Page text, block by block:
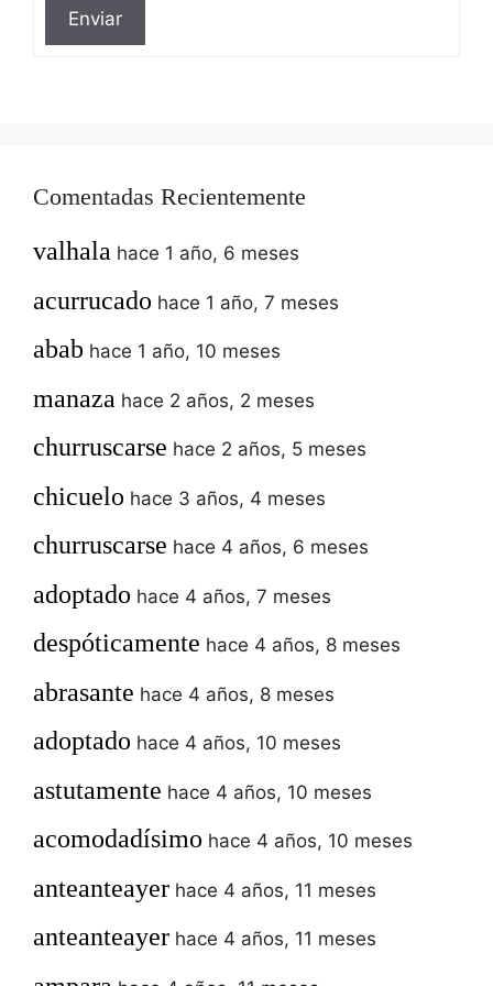
Enviar
Comentadas Recientemente
valhala hace 1 año, 6 meses
acurrucado hace 1 año, 7 meses
abab hace 1 año, 10 meses
manaza hace 2 años, 2 meses
churruscarse hace 2 años, 5 meses
chicuelo hace 3 años, 4 meses
churruscarse hace 4 años, 6 meses
adoptado hace 4 años, 7 meses
despóticamente hace 4 años, 8 meses
abrasante hace 4 años, 8 meses
adoptado hace 4 años, 10 meses
astutamente hace 4 años, 10 meses
acomodadísimo hace 4 años, 10 meses
anteanteayer hace 4 años, 11 meses
anteanteayer hace 4 años, 11 meses